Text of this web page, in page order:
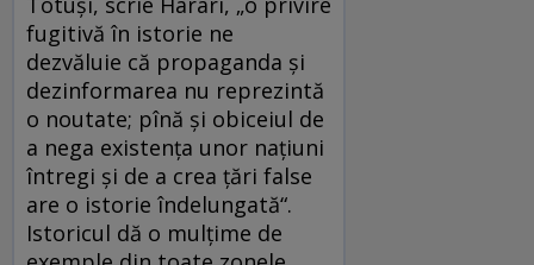
fugitivă în istorie ne
dezvăluie că propaganda și
dezinformarea nu reprezintă
o noutate; pînă și obiceiul de
a nega existența unor națiuni
întregi și de a crea țări false
are o istorie îndelungată“.
Istoricul dă o mulțime de